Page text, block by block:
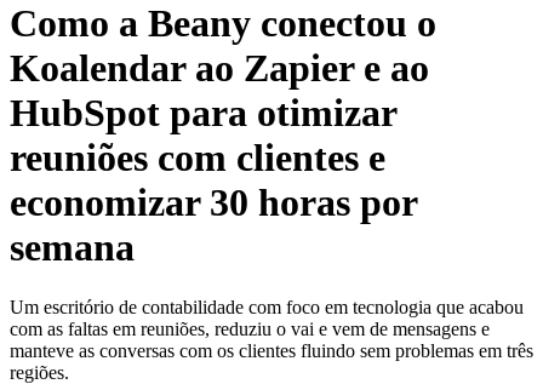
Como a Beany conectou o
Koalendar ao Zapier e ao
HubSpot para otimizar
reuniões com clientes e
economizar 30 horas por
semana
Um escritório de contabilidade com foco em tecnologia que acabou
com as faltas em reuniões, reduziu o vai e vem de mensagens e
manteve as conversas com os clientes fluindo sem problemas em três
regiões.